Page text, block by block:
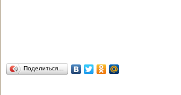
Поделиться…